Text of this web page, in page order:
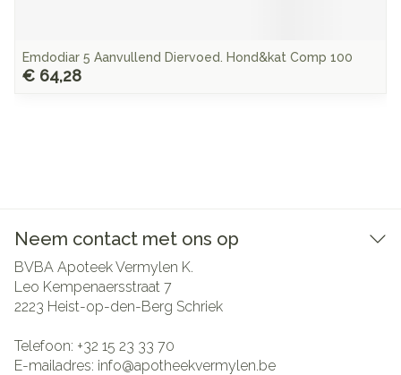
Emdodiar 5 Aanvullend Diervoed. Hond&kat Comp 100
€ 64,28
Neem contact met ons op
BVBA Apoteek Vermylen K.
Leo Kempenaersstraat 7
2223 Heist-op-den-Berg Schriek
Telefoon: +32 15 23 33 70
E-mailadres: info@apotheekvermylen.be